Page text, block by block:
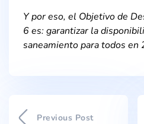
Y por eso, el Objetivo de
6 es: garantizar la
saneamiento para todos en
Previous Post